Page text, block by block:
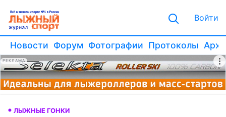
Войти
Новости Форум Фотографии Протоколы
РЕКЛАМА
ЛЫЖНЫЕ ГОНКИ